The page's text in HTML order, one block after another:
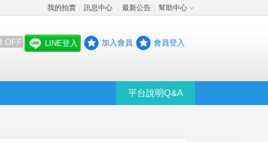
我的拍賣 訊息中心 最新公告 幫助中心
OFF LINE登入 加入會員 會員登入
平台說明Q&A